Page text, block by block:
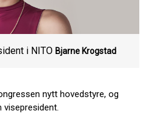
i NITO Bjarne Krogstad
nytt hovedstyre, og
visepresident.